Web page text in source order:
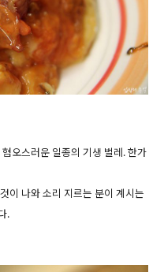
오스러운 일종의 기생 벌레. 한가
이 나와 소리 지르는 분이 계시는
.